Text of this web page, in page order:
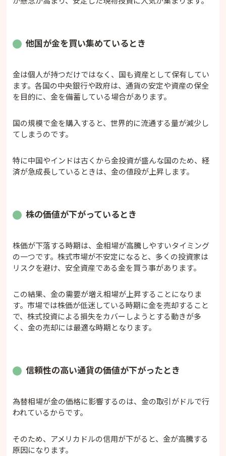
他国が金を買い集めているとき
金は個人が持つだけではなく、国も資産として保有してい
ます。各国の中央銀行や政府は、通貨の安定や資産の保全
を目的に、金を備蓄している場合があります。
国の規模で金を購入すると、世界的に流通する量が減少し
てしまうのです。
特に中国やインドは古くから金投資が盛んな国のため、経
済が急成長しているときは、金の値段が上昇します。
株の価値が下がっているとき
株価が下落する時期は、金相場が高騰しやすいタイミング
の一つです。株式市場が不安定になると、多くの投資家は
リスクを避け、安全資産である金を買う事があります。
この結果、金の需要が増え相場が上昇することになりま
す。市場では株価が低迷している時期に金を売却すること
で、株式投資による損失をカバーしようとする動きが多
く、金の売却には最適な時期となります。
信頼性の高い通貨の価値が下がったとき
為替相場が金の価格に影響するのは、金の取引がドルで行
われているからです。
そのため、アメリカドルの信用が下がると、金が高騰する
原因になります。